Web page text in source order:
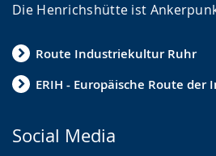
Die Henrichshütte ist
Route Industriekultur Ruhr
ERIH - Europäische Route
Social Media